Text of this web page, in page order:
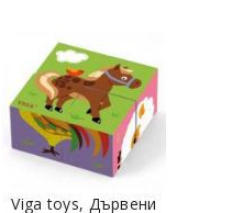
Viga toys, Дървени